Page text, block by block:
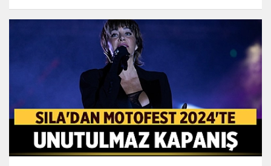
Sergisi